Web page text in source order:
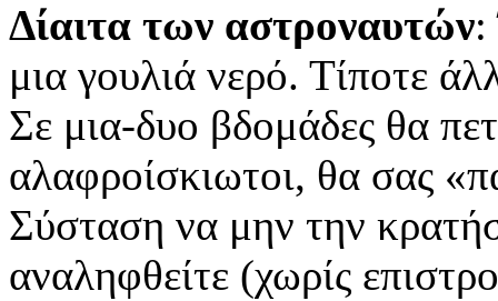
Δίαιτα των αστροναυτών:
μια γουλιά νερό. Τίποτε
Σε μια-δυο βδομάδες θα
αλαφροίσκιωτοι, θα σας
Σύσταση να μην την
αναληφθείτε (χωρίς